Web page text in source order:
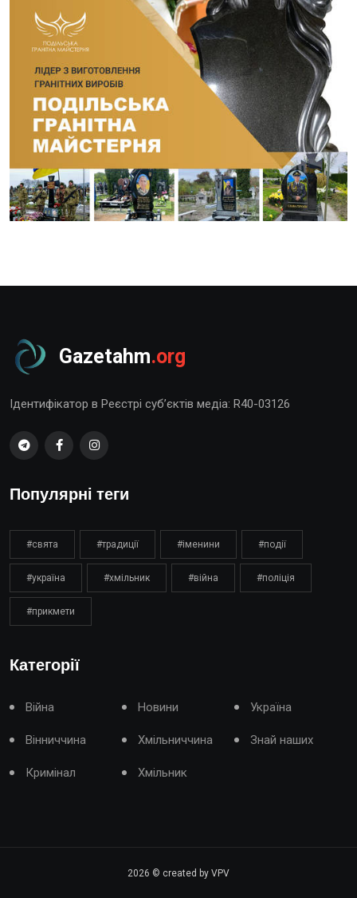
Gazetahm.org
Ідентифікатор в Реєстрі суб’єктів медіа: R40-03126
Популярні теги
#свята #традиції #іменини #події
#україна #хмільник #війна #поліція
#прикмети
Категорії
Війна Новини Україна
Вінниччина Хмільниччина Знай наших
Кримінал Хмільник
2026 © created by VPV